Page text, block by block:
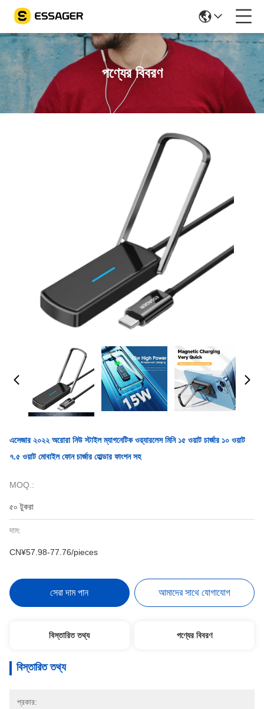
পণ্যের বিবরণ
এসেজার ২০২২ অরোরা নিউ স্টাইল ম্যাগনেটিক ওয়্যারলেস মিনি ১৫ ওয়াট চার্জার ১০ ওয়াট
৭.৫ ওয়াট মোবাইল ফোন চার্জার হোল্ডার ফাংশন সহ
MOQ.:
৫০ টুকরা
দাম:
CN¥57.98-77.76/pieces
সেরা দাম পান আমাদের সাথে যোগাযোগ
বিস্তারিত তথ্য পণ্যের বিবরণ
বিস্তারিত তথ্য
প্রকার: